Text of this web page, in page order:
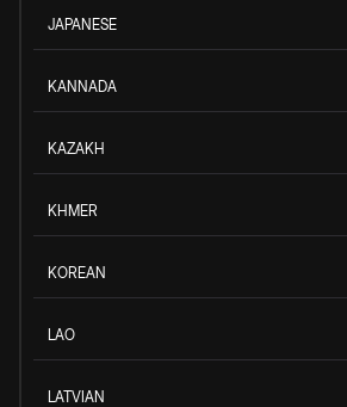
JAPANESE
KANNADA
KAZAKH
KHMER
KOREAN
LAO
LATVIAN